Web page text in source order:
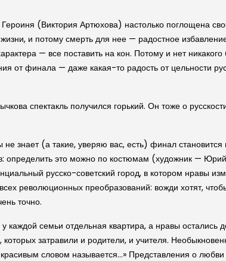
(Виктория Артюхова) настолько поглощена
и потому смерть для нее — радостное
— все поставить на кон. Потому и нет
от финала — даже какая-то радость от цельности
спектакль получился горький. Он тоже о
знает (а такие, уверяю вас, есть) финал становится
это можно по костюмам (художник —
русско-советский город, в котором нравы
революционных преобразований: вожди хотят,
точно.
семьи отдельная квартира, а нравы остались
затравили и родители, и учителя.
словом называется…» Представления о